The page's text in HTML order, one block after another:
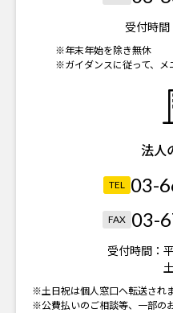
受付時間
※年末年始を除き無休
※ガイダンスに従って、メ
法人
TEL 03-
FAX 03-
受付時間：
※土日祝は個人窓口へ転送されま
※公費払いのご相談等、一部の